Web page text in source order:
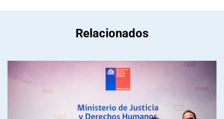
Relacionados